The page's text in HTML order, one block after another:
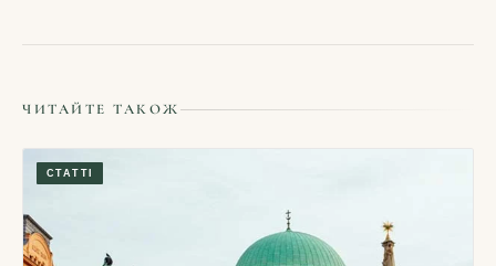
ЧИТАЙТЕ ТАКОЖ
СТАТТІ